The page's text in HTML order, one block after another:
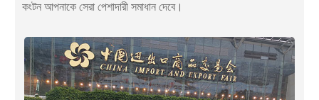
কংটন আপনাকে সেরা পেশাদারী সমাধান দেবে।